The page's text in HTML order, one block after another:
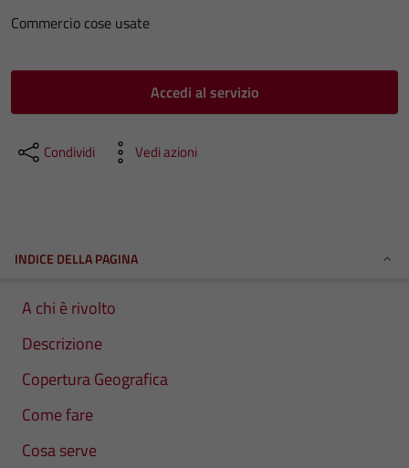
Commercio cose usate
Accedi al servizio
Condividi Vedi azioni
INDICE DELLA PAGINA
A chi è rivolto
Descrizione
Copertura Geografica
Come fare
Cosa serve